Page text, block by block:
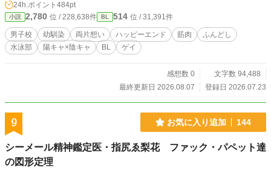
陽介は、前日の秘密の「ふんどし練習」でお互いへの思いを
募らせて、臨海合宿に臨む。そこで課せられたのは、あまり
に苛烈で、官能的な神事だった。 触れ合う素肌の熱、高鳴る
鼓動、そして互いの「欲」を封じ込められた絶望的なまでの
渇き。 静寂に包まれた社の中で、二人はただ、相手の体温だ
り、重い鎖が解き放たれたとき。 極限まで高まった二人の
「好き」は、もはや誰にも止められない衝動となって爆発す
捧げられるのは、純潔と、魂を分かち合う初契り。 幼馴染と
いう「殻」が壊れるとき、二人の関係はどこへ向かうのか―
長】165cm 【体重】56kg 【誕生日】11月28日（いて座）
24h.ポイント 484pt
小説 2,780 位 / 228,638件 BL 514 位 / 31,391件
男子校 幼馴染 両片想い ハッピーエンド 筋肉
ふんどし
水泳部
陽キャ×陰キャ BL ゲイ
感想数 0
文字数 94,488
最終更新日 2026.08.07
登録日 2026.07.23
9 お気に入り追加 144
シーメール精神鑑定医・指尻ゑ梨花 ファック・パペット達
の図形定理